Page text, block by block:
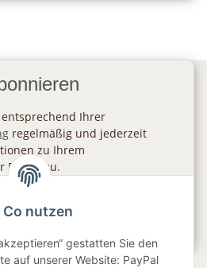
Ihrer
regelmäßig und jederzeit
zu Ihrem
E-Mail zu.
nutzen
gestatten Sie den
auf unserer Website: PayPal